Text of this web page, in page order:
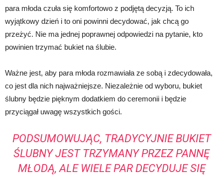
para młoda czuła się komfortowo z podjętą decyzją. To ich
wyjątkowy dzień i to oni powinni decydować, jak chcą go
przeżyć. Nie ma jednej poprawnej odpowiedzi na pytanie, kto
powinien trzymać bukiet na ślubie.
Ważne jest, aby para młoda rozmawiała ze sobą i zdecydowała,
co jest dla nich najważniejsze. Niezależnie od wyboru, bukiet
ślubny będzie pięknym dodatkiem do ceremonii i będzie
przyciągał uwagę wszystkich gości.
PODSUMOWUJĄC, TRADYCYJNIE BUKIET
ŚLUBNY JEST TRZYMANY PRZEZ PANNĘ
MŁODĄ, ALE WIELE PAR DECYDUJE SIĘ